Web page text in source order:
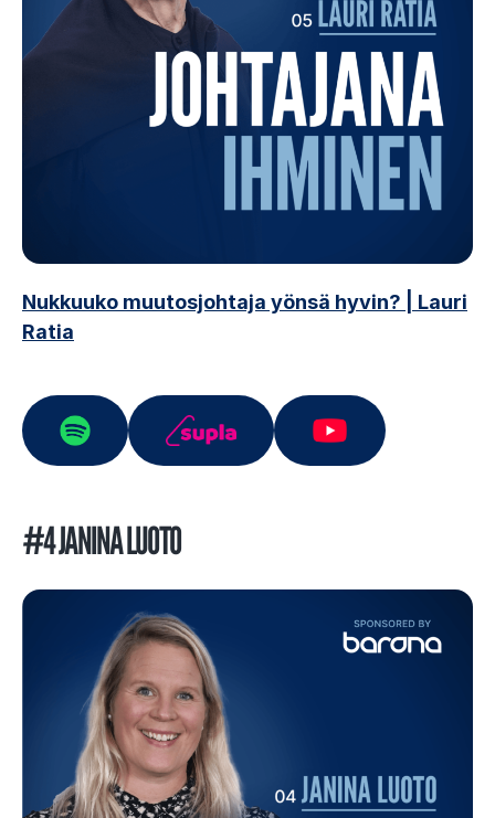
Nukkuuko muutosjohtaja yönsä hyvin? | Lauri
Ratia
#4 JANINA LUOTO